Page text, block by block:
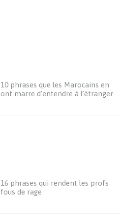
10 phrases que les Marocains en
ont marre d’entendre à l’étranger
16 phrases qui rendent les profs
fous de rage